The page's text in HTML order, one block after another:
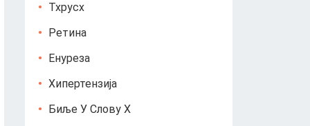
Тхрусх
Ретина
Енуреза
Хипертензија
Биље У Слову Х